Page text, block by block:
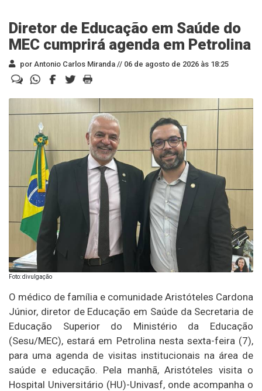
Diretor de Educação em Saúde do
MEC cumprirá agenda em Petrolina
por Antonio Carlos Miranda // 06 de agosto de 2026 às 18:25
Foto: divulgação
O médico de família e comunidade Aristóteles Cardona
Júnior, diretor de Educação em Saúde da Secretaria de
Educação Superior do Ministério da Educação
(Sesu/MEC), estará em Petrolina nesta sexta-feira (7),
para uma agenda de visitas institucionais na área de
saúde e educação. Pela manhã, Aristóteles visita o
Hospital Universitário (HU)-Univasf, onde acompanha o